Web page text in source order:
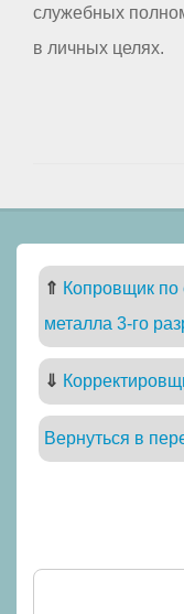
служебных
в личных целях.
⇑ Копровщик по
металла 3-го
⇓
Вернуться в